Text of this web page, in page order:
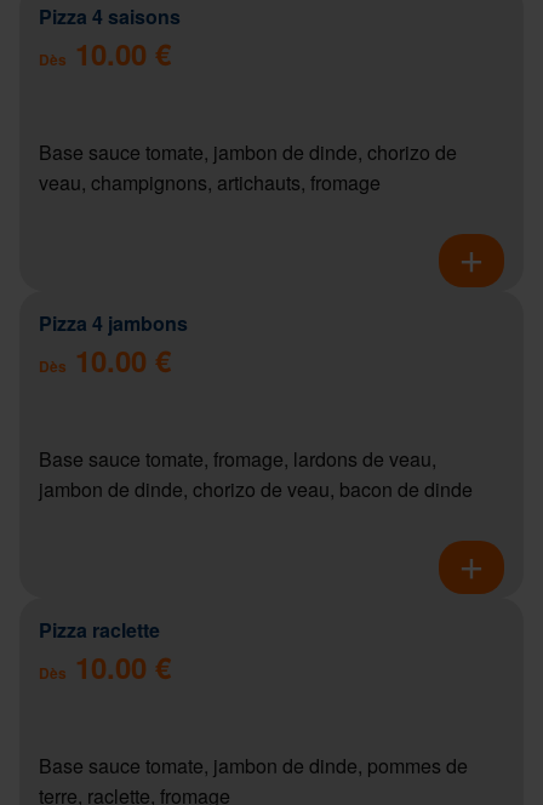
Pizza 4 saisons
Dès 10.00 €
Base sauce tomate, jambon de dinde, chorizo de
veau, champignons, artichauts, fromage
Pizza 4 jambons
Dès 10.00 €
Base sauce tomate, fromage, lardons de veau,
jambon de dinde, chorizo de veau, bacon de dinde
Pizza raclette
Dès 10.00 €
Base sauce tomate, jambon de dinde, pommes de
terre, raclette, fromage